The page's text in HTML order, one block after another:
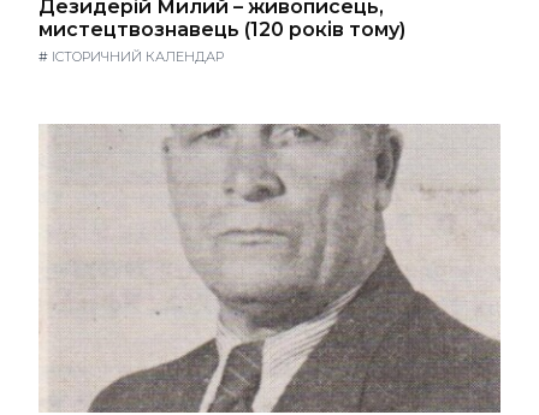
Дезидерій Милий – живописець,
мистецтвознавець (120 років тому)
# ІСТОРИЧНИЙ КАЛЕНДАР